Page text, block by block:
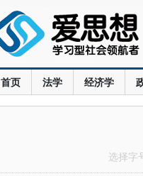
首页 法学 经济学
选择字